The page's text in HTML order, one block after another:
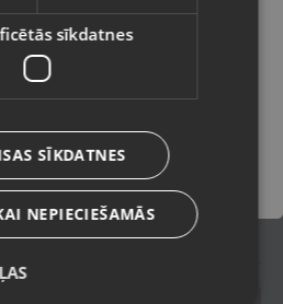
Mazlietots (Garantija 12
mēneši)
vads
Saglabāt
sīkdatnes
SĪKDATNES
NEPIECIEŠAMĀS